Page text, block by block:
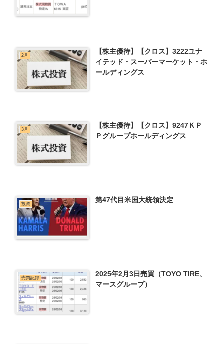
2月
【株主優待】【クロス】3222ユナ
イテッド・スーパーマーケット・ホ
ールディングス
3月
【株主優待】【クロス】9247ＫＰ
Ｐグループホールディングス
投資 第47代目米国大統領決定
売買記録
2025年2月3日売買（TOYO TIRE、
マースグループ）